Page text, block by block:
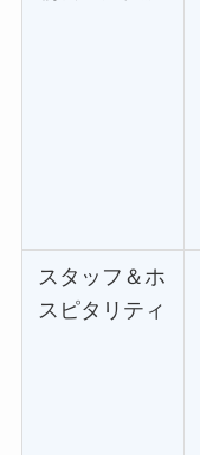
スタッフ＆ホ
スピタリティ